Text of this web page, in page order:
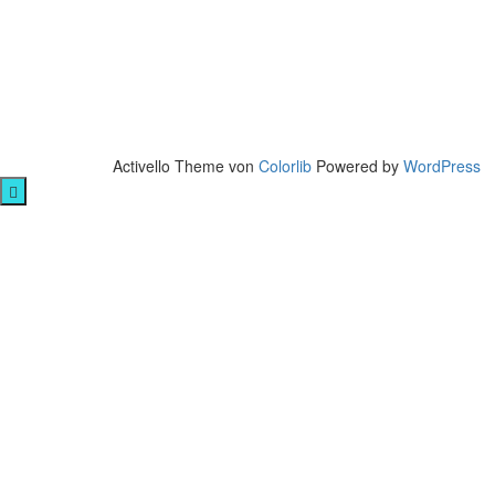
Activello Theme von Colorlib Powered by WordPress